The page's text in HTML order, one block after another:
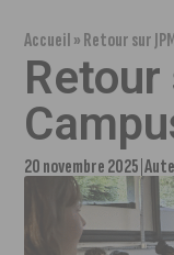
Accueil»Retour sur
20 novembre 2025